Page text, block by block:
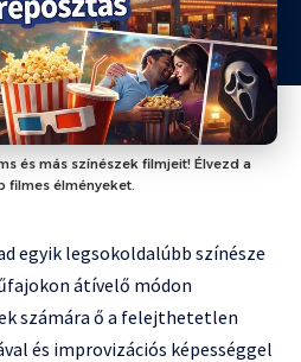
és más színészek filmjeit! Élvezd a
filmes élményeket.
egyik legsokoldalúbb színésze
átívelő módon
számára ő a felejthetetlen
és improvizációs képességgel